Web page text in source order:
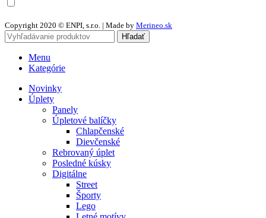
Copyright 2020 © ENPI, s.r.o. | Made by Merineo.sk
Hľadať
Menu
Kategórie
Novinky
Úplety
Panely
Úpletové balíčky
Chlapčenské
Dievčenské
Rebrovaný úplet
Posledné kúsky
Digitálne
Street
Športy
Lego